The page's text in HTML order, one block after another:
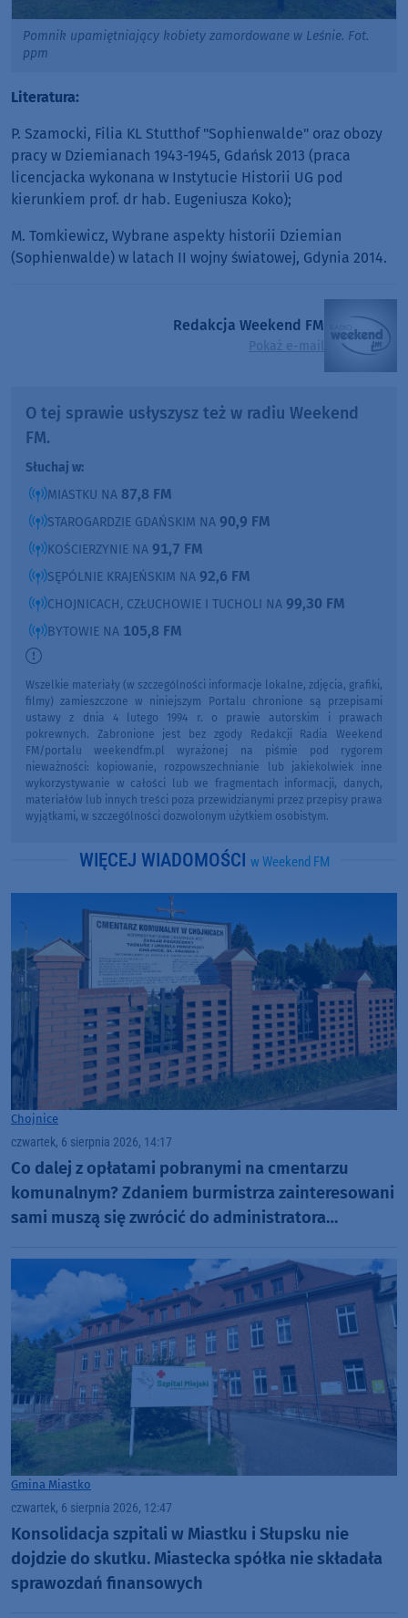
Pomnik upamiętniający kobiety zamordowane w Leśnie. Fot.
ppm
Literatura:
P. Szamocki, Filia KL Stutthof "Sophienwalde" oraz obozy
pracy w Dziemianach 1943-1945, Gdańsk 2013 (praca
licencjacka wykonana w Instytucie Historii UG pod
kierunkiem prof. dr hab. Eugeniusza Koko);
M. Tomkiewicz, Wybrane aspekty historii Dziemian
(Sophienwalde) w latach II wojny światowej, Gdynia 2014.
Redakcja Weekend FM
Pokaż e-mail
O tej sprawie usłyszysz też w radiu Weekend
FM.
Słuchaj w:
MIASTKU NA 87,8 FM
STAROGARDZIE GDAŃSKIM NA 90,9 FM
KOŚCIERZYNIE NA 91,7 FM
SĘPÓLNIE KRAJEŃSKIM NA 92,6 FM
CHOJNICACH, CZŁUCHOWIE I TUCHOLI NA 99,30 FM
BYTOWIE NA 105,8 FM
Wszelkie materiały (w szczególności informacje lokalne, zdjęcia, grafiki,
filmy) zamieszczone w niniejszym Portalu chronione są przepisami
ustawy z dnia 4 lutego 1994 r. o prawie autorskim i prawach
pokrewnych. Zabronione jest bez zgody Redakcji Radia Weekend
FM/portalu weekendfm.pl wyrażonej na piśmie pod rygorem
nieważności: kopiowanie, rozpowszechnianie lub jakiekolwiek inne
wykorzystywanie w całości lub we fragmentach informacji, danych,
materiałów lub innych treści poza przewidzianymi przez przepisy prawa
wyjątkami, w szczególności dozwolonym użytkiem osobistym.
WIĘCEJ WIADOMOŚCI w Weekend FM
Chojnice
czwartek, 6 sierpnia 2026, 14:17
Co dalej z opłatami pobranymi na cmentarzu
komunalnym? Zdaniem burmistrza zainteresowani
sami muszą się zwrócić do administratora
Gmina Miastko
czwartek, 6 sierpnia 2026, 12:47
Konsolidacja szpitali w Miastku i Słupsku nie
dojdzie do skutku. Miastecka spółka nie składała
sprawozdań finansowych